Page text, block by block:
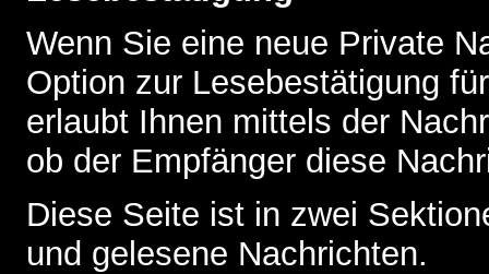
Wenn Sie eine neue Private
Option zur Lesebestätigung
erlaubt Ihnen mittels der
ob der Empfänger diese
Diese Seite ist in zwei
und gelesene Nachrichten.